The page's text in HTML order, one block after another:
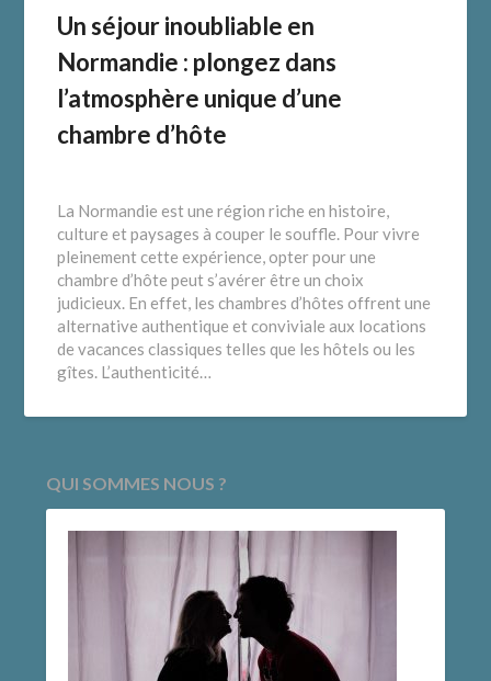
Un séjour inoubliable en
Normandie : plongez dans
l’atmosphère unique d’une
chambre d’hôte
La Normandie est une région riche en histoire,
culture et paysages à couper le souffle. Pour vivre
pleinement cette expérience, opter pour une
chambre d’hôte peut s’avérer être un choix
judicieux. En effet, les chambres d’hôtes offrent une
alternative authentique et conviviale aux locations
de vacances classiques telles que les hôtels ou les
gîtes. L’authenticité…
QUI SOMMES NOUS ?